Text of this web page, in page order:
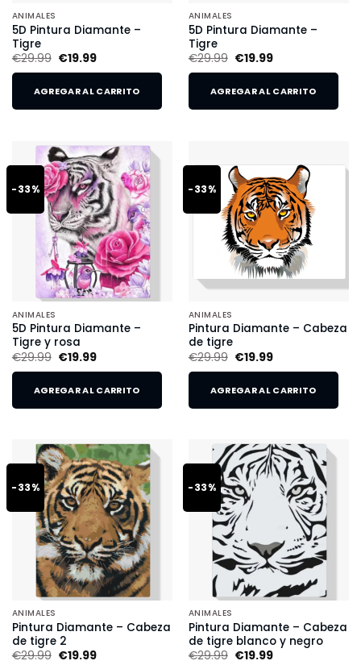
ANIMALES
5D Pintura Diamante –
Tigre
€29.99 €19.99
AGREGAR AL CARRITO
ANIMALES
5D Pintura Diamante –
Tigre
€29.99 €19.99
AGREGAR AL CARRITO
-33%
ANIMALES
5D Pintura Diamante –
Tigre y rosa
€29.99 €19.99
AGREGAR AL CARRITO
-33%
ANIMALES
Pintura Diamante – Cabeza
de tigre
€29.99 €19.99
AGREGAR AL CARRITO
-33%
ANIMALES
Pintura Diamante – Cabeza
de tigre 2
€29.99 €19.99
-33%
ANIMALES
Pintura Diamante – Cabeza
de tigre blanco y negro
€29.99 €19.99